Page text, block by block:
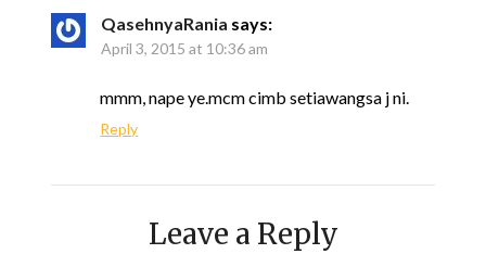
QasehnyaRania says:
April 3, 2015 at 10:36 am
mmm, nape ye.mcm cimb setiawangsa j ni.
Reply
Leave a Reply